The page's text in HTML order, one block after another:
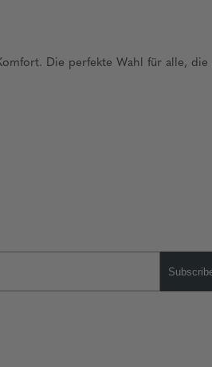
Die perfekte Wahl für alle, die